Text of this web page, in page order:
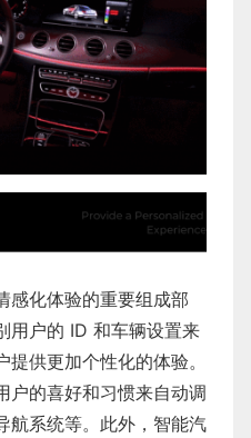
感化体验的重要组成部
用户的 ID 和车辆设置来
供更加个性化的体验。
户的喜好和习惯来自动调
航系统等。此外，智能汽